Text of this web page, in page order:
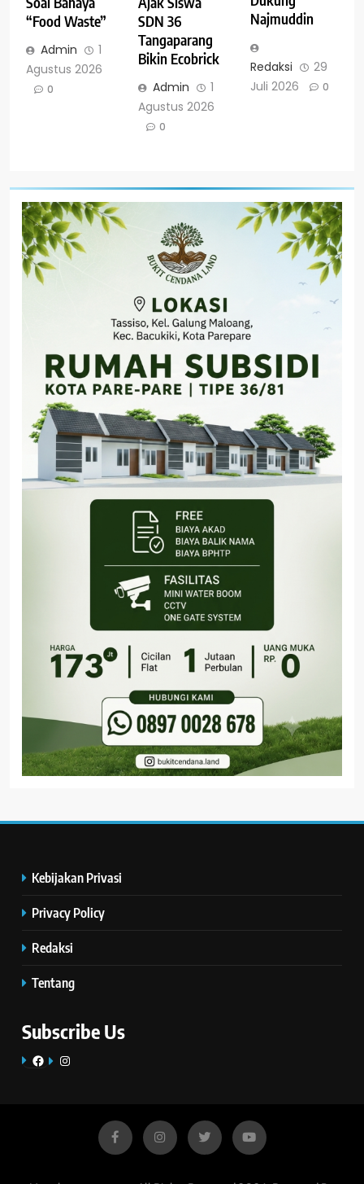
“Food Waste”
Admin
1
Agustus 2026
0
SDN 36
Tangaparang
Bikin Ecobrick
Admin
1
Agustus 2026
0
Najmuddin
Redaksi
29
Juli 2026
0
Kebijakan Privasi
Privacy Policy
Redaksi
Tentang
Subscribe Us
FacebookInstagram